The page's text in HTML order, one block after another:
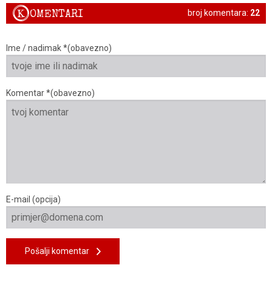
broj komentara: 22
KOMENTARI
Ime / nadimak *(obavezno)
Komentar *(obavezno)
E-mail (opcija)
Pošalji komentar